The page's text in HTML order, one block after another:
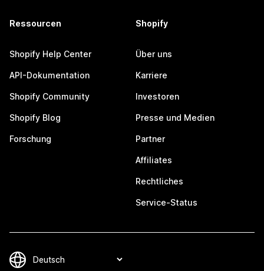
Ressourcen
Shopify Help Center
API-Dokumentation
Shopify Community
Shopify Blog
Forschung
Shopify
Über uns
Karriere
Investoren
Presse und Medien
Partner
Affiliates
Rechtliches
Service-Status